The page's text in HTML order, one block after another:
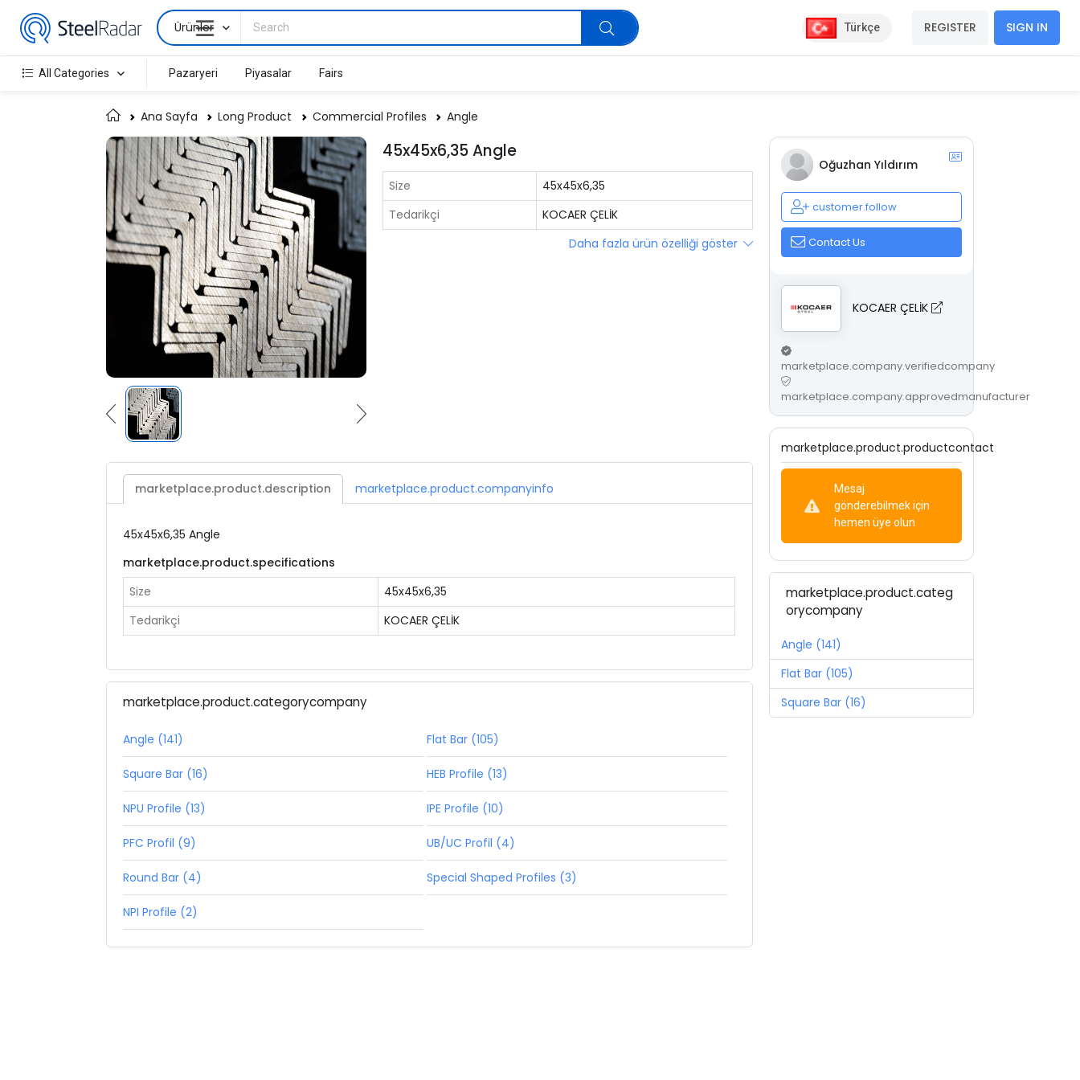
Ürünler Türkçe REGISTER SIGN IN
All Categories Pazaryeri Piyasalar Fairs
Ana Sayfa Long Product Commercial Profiles Angle
45x45x6,35 Angle
Size
45x45x6,35
Tedarikçi
KOCAER ÇELİK
Daha fazla ürün özelliği göster
marketplace.product.description marketplace.product.companyinfo
45x45x6,35 Angle
marketplace.product.specifications
Size
45x45x6,35
Tedarikçi
KOCAER ÇELİK
marketplace.product.categorycompany
Angle (141) Flat Bar (105)
Square Bar (16) HEB Profile (13)
NPU Profile (13) IPE Profile (10)
PFC Profil (9) UB/UC Profil (4)
Round Bar (4) Special Shaped Profiles (3)
NPI Profile (2)
Oğuzhan Yıldırım
customer.follow
Contact Us
KOCAER ÇELİK
marketplace.company.verifiedcompany
marketplace.company.approvedmanufacturer
marketplace.product.productcontact
Mesaj
gönderebilmek için
hemen üye olun
marketplace.product.categ
orycompany
Angle (141)
Flat Bar (105)
Square Bar (16)